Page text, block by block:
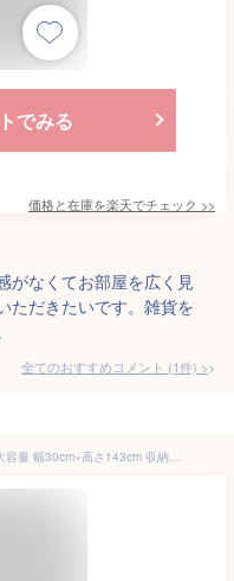
でみる
価格と在庫を楽天でチェック >>
がなくてお部屋を広く見
ただきたいです。雑貨を
全てのおすすめコメント (1件) >
Fuwata 本棚 ブックタワー スリム 6段 大容量 幅30cm×高さ143cm 収納棚 隙間収納 収納ラック オープンラック シェルフ 木製棚板 スチールフレーム 省スペース 組立簡単 書棚 インテリア (黒いフレーム, 6段)